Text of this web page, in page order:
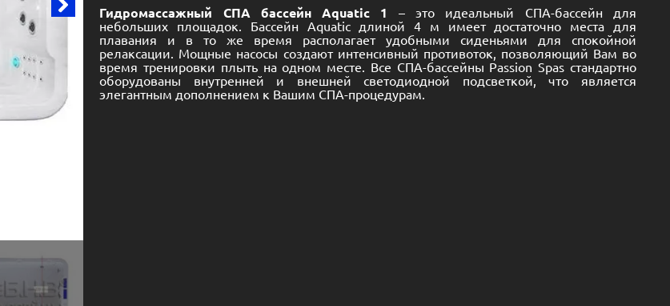
Гидромассажный СПА бассейн Aquatic 1
– это идеальный СПА-бассейн для
небольших площадок. Бассейн Aquatic длиной 4 м имеет достаточно места для
плавания и в то же время располагает удобными сиденьями для спокойной
релаксации. Мощные насосы создают интенсивный противоток, позволяющий Вам во
время тренировки плыть на одном месте. Все СПА-бассейны Passion Spas стандартно
оборудованы внутренней и внешней светодиодной подсветкой, что является
элегантным дополнением к Вашим СПА-процедурам.